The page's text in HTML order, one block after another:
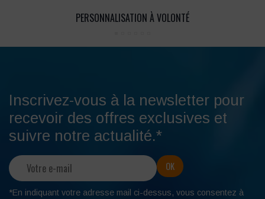
PERSONNALISATION À VOLONTÉ
Inscrivez-vous à la newsletter pour
recevoir des offres exclusives et
suivre notre actualité.*
*En indiquant votre adresse mail ci-dessus, vous consentez à